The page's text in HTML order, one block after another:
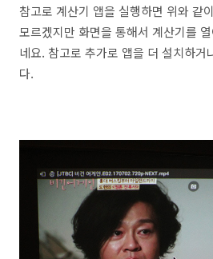
참고로 계산기 앱을 실행하면 위와 같
모르겠지만 화면을 통해서 계산기를
네요. 참고로 추가로 앱을 더 설치하거
다.